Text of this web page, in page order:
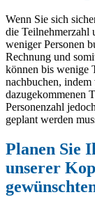
Wenn Sie sich
die Teilnehmerzahl
weniger Personen
Rechnung und
können bis wenige
nachbuchen,
dazugekommenen
Personenzahl
geplant werden
Planen Sie
unserer